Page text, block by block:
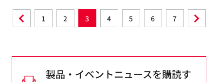
1 2 3 4 5 6 7
製品・イベントニュースを購読す